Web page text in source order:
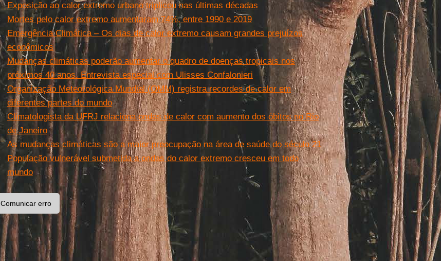
Exposição ao calor extremo urbano triplicou nas últimas décadas
Mortes pelo calor extremo aumentaram 74%, entre 1990 e 2019
Emergência Climática – Os dias de calor extremo causam grandes prejuízos
econômicos
Mudanças climáticas poderão aumentar o quadro de doenças tropicais nos
próximos 40 anos. Entrevista especial com Ulisses Confalonieri
Organização Meteorológica Mundial (OMM) registra recordes de calor em
diferentes partes do mundo
Climatologista da UFRJ relaciona ondas de calor com aumento dos óbitos no Rio
de Janeiro
As mudanças climáticas são a maior preocupação na área de saúde do século 21
População vulnerável submetida a ondas do calor extremo cresceu em todo
mundo
Comunicar erro